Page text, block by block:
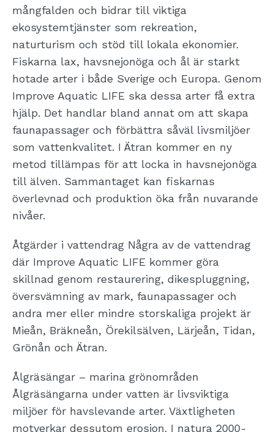
mångfalden och bidrar till viktiga
ekosystemtjänster som rekreation,
naturturism och stöd till lokala ekonomier.
Fiskarna lax, havsnejonöga och ål är starkt
hotade arter i både Sverige och Europa. Genom
Improve Aquatic LIFE ska dessa arter få extra
hjälp. Det handlar bland annat om att skapa
faunapassager och förbättra såväl livsmiljöer
som vattenkvalitet. I Ätran kommer en ny
metod tillämpas för att locka in havsnejonöga
till älven. Sammantaget kan fiskarnas
överlevnad och produktion öka från nuvarande
nivåer.
Åtgärder i vattendrag Några av de vattendrag
där Improve Aquatic LIFE kommer göra
skillnad genom restaurering, dikespluggning,
översvämning av mark, faunapassager och
andra mer eller mindre storskaliga projekt är
Mieån, Bräkneån, Örekilsälven, Lärjeån, Tidan,
Grönån och Ätran.
Ålgräsängar – marina grönområden
Ålgräsängarna under vatten är livsviktiga
miljöer för havslevande arter. Växtligheten
motverkar dessutom erosion. I natura 2000-